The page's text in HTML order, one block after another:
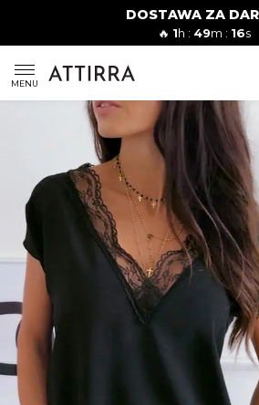
DOSTAWA ZA
🔥 1h : 49m : 15s
MENU
Mężczyźni
SUKIENKI
KOMBINEZONY
DÓŁ DAMSKIE
STROJE KĄPIELOWE
BLUZKI